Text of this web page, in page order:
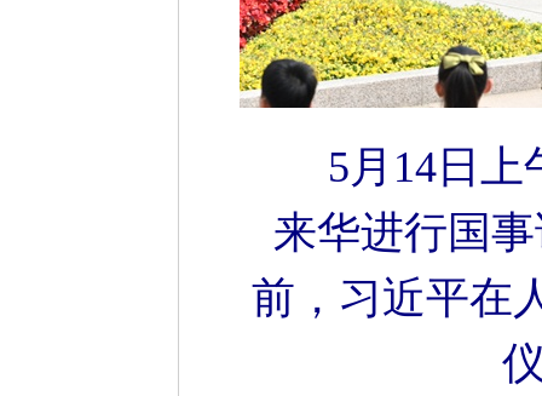
5月14日
来华进行国
前，习近平在